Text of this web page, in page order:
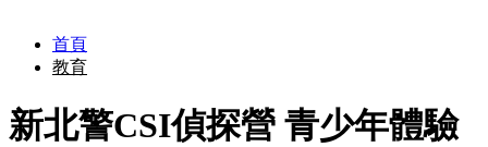
首頁
教育
新北警CSI偵探營 青少年體驗